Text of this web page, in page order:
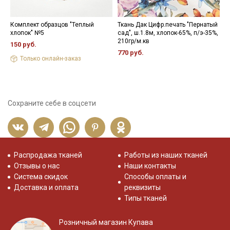
Комплект образцов "Теплый
хлопок" №5
150 руб.
Только онлайн-заказ
Ткань Дак Цифр.печать "Пернатый
сад", ш.1.8м, хлопок-65%, п/э-35%,
210гр/м.кв
770 руб.
Сохраните себе в соцсети
Распродажа тканей
Отзывы о нас
Система скидок
Доставка и оплата
Работы из наших тканей
Наши контакты
Способы оплаты и
реквизиты
Типы тканей
Розничный магазин Купава